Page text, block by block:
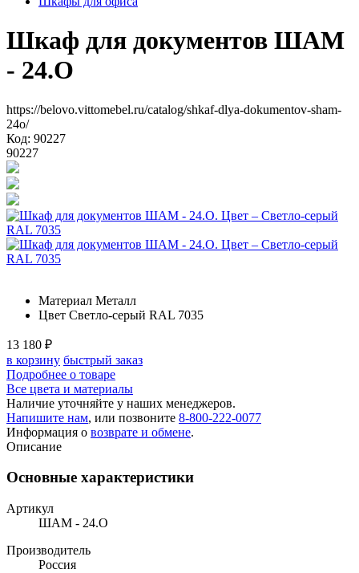
Шкаф для документов ШАМ
- 24.О
https://belovo.vittomebel.ru/catalog/shkaf-dlya-dokumentov-sham-
24o/
Код: 90227
90227
Материал Металл
Цвет Светло-серый RAL 7035
13 180 ₽
в корзину быстрый заказ
Подробнее о товаре
Все цвета и материалы
Наличие уточняйте у наших менеджеров.
Напишите нам, или позвоните 8-800-222-0077
Информация о возврате и обмене.
Описание
Основные характеристики
Артикул
ШАМ - 24.О
Производитель
Россия